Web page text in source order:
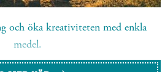
och öka kreativiteten med enkla
medel.